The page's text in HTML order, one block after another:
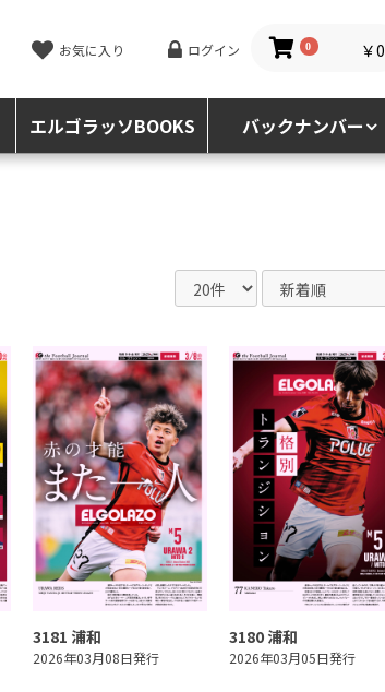
お気に入り ログイン 0 ￥0
エルゴラッソBOOKS バックナンバー
3181 浦和
2026年03月08日発行
3180 浦和
2026年03月05日発行